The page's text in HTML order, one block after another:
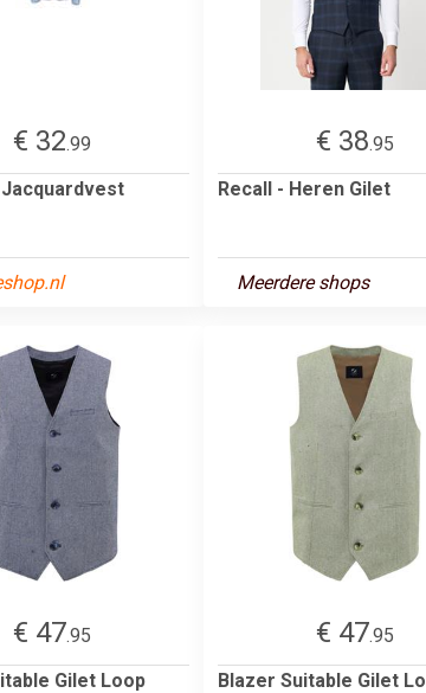
€ 32.99
€ 38.95
Recall - Heren Gilet
Meerdere shops
€ 47.95
Gilet Loop
€ 47.95
Blazer Suitable Gilet